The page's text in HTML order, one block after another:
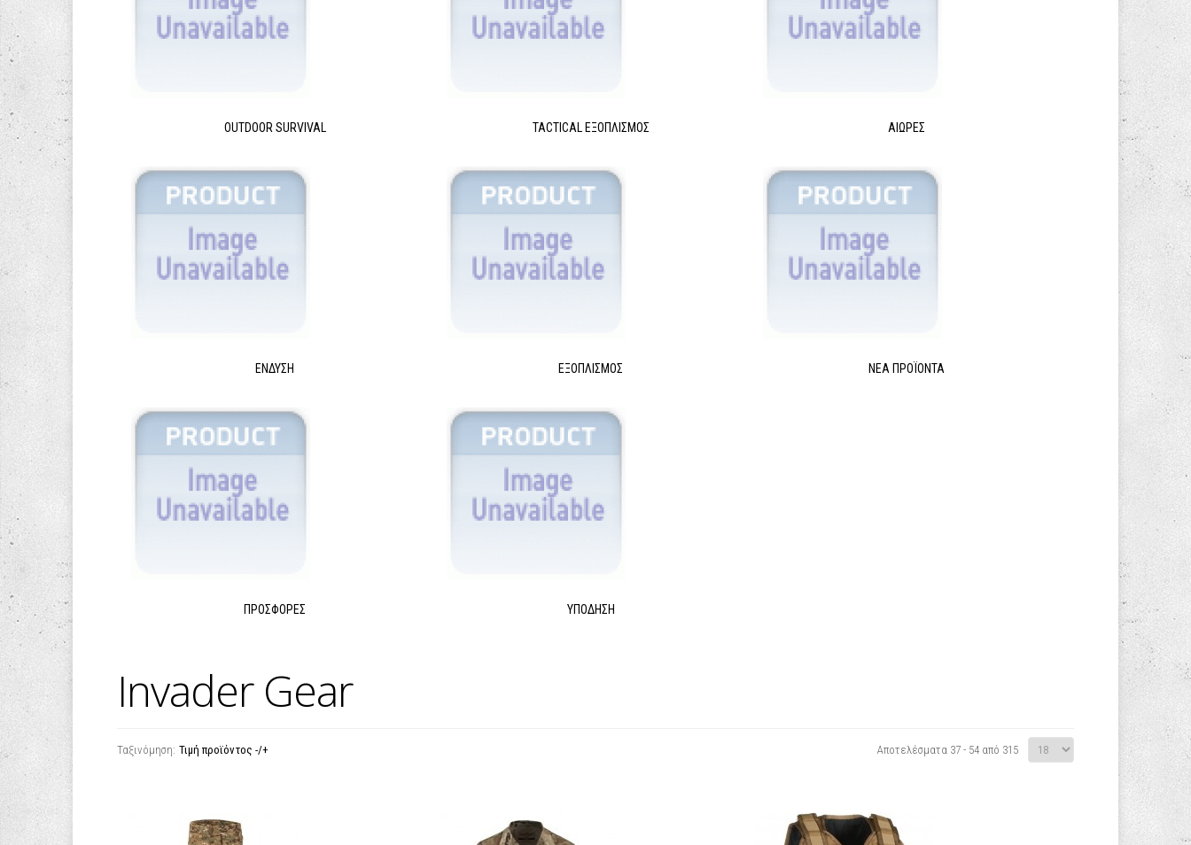
OUTDOOR SURVIVAL TACTICAL ΕΞΟΠΛΙΣΜΌΣ ΑΙΩΡΕΣ
ΈΝΔΥΣΗ ΕΞΟΠΛΙΣΜΌΣ ΝΈΑ ΠΡΟΪΌΝΤΑ
ΠΡΟΣΦΟΡΈΣ ΥΠΌΔΗΣΗ
Invader Gear
Ταξινόμηση: Τιμή προϊόντος -/+ Αποτελέσματα 37 - 54 από 315